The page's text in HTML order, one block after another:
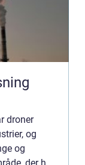
droner
og
og